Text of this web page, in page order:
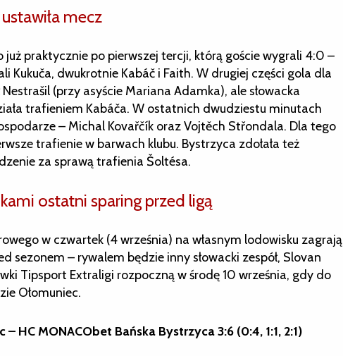
mecz
już praktycznie po pierwszej tercji, którą goście wygrali 4:0 –
Kukuča, dwukrotnie Kabáč i Faith. W drugiej części gola dla
(przy asyście Mariana Adamka), ale słowacka
trafieniem Kabáča. W ostatnich dwudziestu minutach
– Michal Kovařčík oraz Vojtěch Střondala. Dla tego
trafienie w barwach klubu. Bystrzyca zdołała też
za sprawą trafienia Šoltésa.
ostatni sparing przed ligą
w czwartek (4 września) na własnym lodowisku zagrają
sezonem – rywalem będzie inny słowacki zespół, Slovan
Tipsport Extraligi rozpoczną w środę 10 września, gdy do
Ołomuniec.
– HC MONACObet Bańska Bystrzyca 3:6 (0:4, 1:1, 2:1)